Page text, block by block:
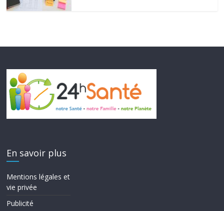
En savoir plus
Mentions légales et
vie privée
Publicité